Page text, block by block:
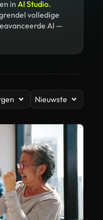
inAI Studio.
volledige
AI —
Nieuwste